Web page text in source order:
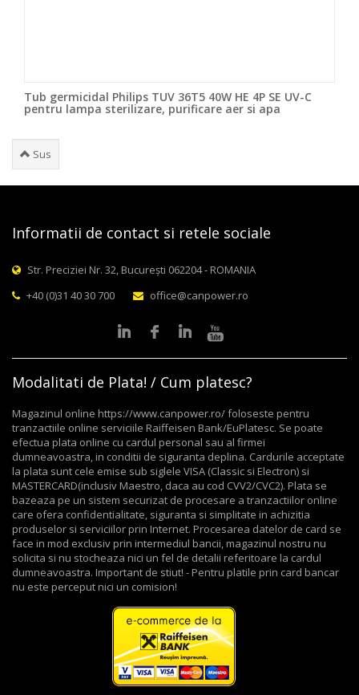
Tub germicidal Philips TUV 36T5 40W HE 4P SE UV-C
pentru lampa sterilizare, purificare aer si apa
Sus
Informatii de contact si retele sociale
Str. Preciziei Nr. 32, București 062204 - ROMANIA
+40 (0)31 40 30 700
office@canpower.ro
Modalitati de Plata! / Cum platesc?
Magazinul online https://www.canpower.ro/ foloseste pentru
tranzactiile online serviciile Raiffeisen Bank/EuPlatesc. Se poate
efectua plata online cu cardul personal sau al firmei
dumneavoastra, in conditii de siguranta deplina. Cardurile acceptate
la plata sunt cele emise sub siglele VISA (Classic si Electron) si
MASTERCARD(inclusiv Maestro, daca au cod CVV2/CVC2). Plata se
bazeaza pe un sistem securizat de procesare a tranzactiilor online
care ofera confidentialitate, siguranta si simplitate in achizitia
produselor si serviciilor prin Internet. Procesarea datelor de card se
face in mod exclusiv prin intermediul bancii, magazinul nostru nu
solicita si nu stocheaza nici un fel de detalii referitoare la cardul
dumneavoastra. Important de stiut! - Pentru platile prin card bancar
nu este perceput nici un comision!